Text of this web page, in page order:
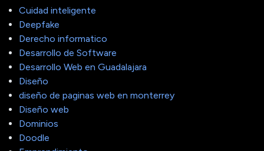
Cuidad inteligente
Deepfake
Derecho informatico
Desarrollo de Software
Desarrollo Web en Guadalajara
Diseño
diseño de paginas web en monterrey
Diseño web
Dominios
Doodle